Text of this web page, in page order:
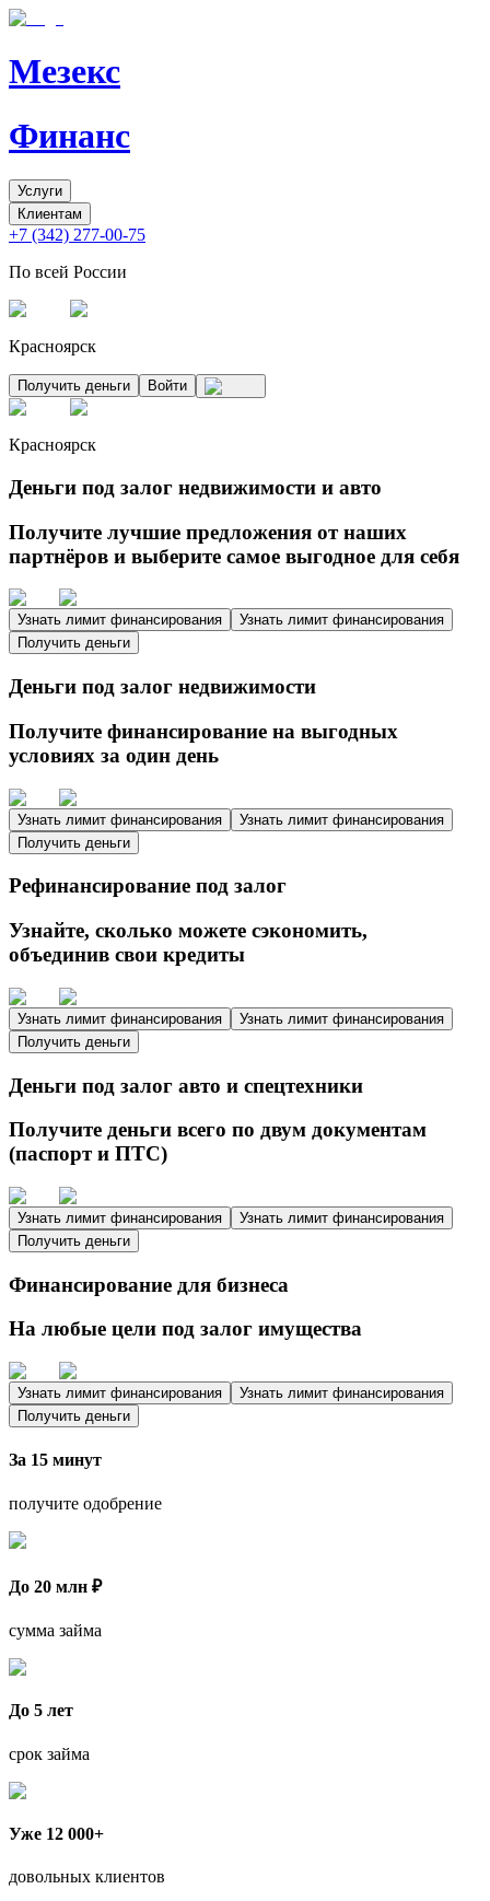
Мезекс
Финанс
Услуги
Клиентам
+7 (342) 277-00-75
По всей России
Красноярск
Получить деньги Войти
Красноярск
Деньги под залог недвижимости и авто
Получите лучшие предложения от наших
партнёров и выберите самое выгодное для себя
Узнать лимит финансирования
Узнать лимит финансирования
Получить деньги
Деньги под залог недвижимости
Получите финансирование на выгодных
условиях за один день
Узнать лимит финансирования
Узнать лимит финансирования
Получить деньги
Рефинансирование под залог
Узнайте, сколько можете сэкономить,
объединив свои кредиты
Узнать лимит финансирования
Узнать лимит финансирования
Получить деньги
Деньги под залог авто и спецтехники
Получите деньги всего по двум документам
(паспорт и ПТС)
Узнать лимит финансирования
Узнать лимит финансирования
Получить деньги
Финансирование для бизнеса
На любые цели под залог имущества
Узнать лимит финансирования
Узнать лимит финансирования
Получить деньги
За 15 минут
получите одобрение
До 20 млн ₽
сумма займа
До 5 лет
срок займа
Уже 12 000+
довольных клиентов